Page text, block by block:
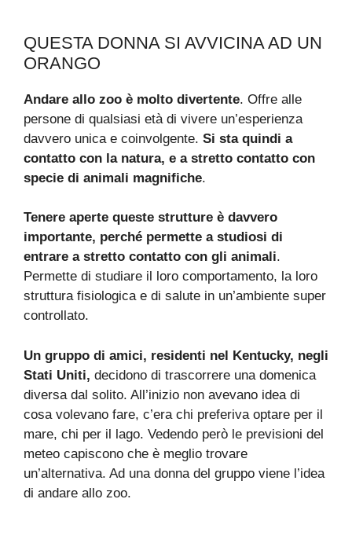
QUESTA DONNA SI AVVICINA AD UN
ORANGO
Andare allo zoo è molto divertente. Offre alle
persone di qualsiasi età di vivere un’esperienza
davvero unica e coinvolgente. Si sta quindi a
contatto con la natura, e a stretto contatto con
specie di animali magnifiche.
Tenere aperte queste strutture è davvero
importante, perché permette a studiosi di
entrare a stretto contatto con gli animali.
Permette di studiare il loro comportamento, la loro
struttura fisiologica e di salute in un’ambiente super
controllato.
Un gruppo di amici, residenti nel Kentucky, negli
Stati Uniti, decidono di trascorrere una domenica
diversa dal solito. All’inizio non avevano idea di
cosa volevano fare, c’era chi preferiva optare per il
mare, chi per il lago. Vedendo però le previsioni del
meteo capiscono che è meglio trovare
un’alternativa. Ad una donna del gruppo viene l’idea
di andare allo zoo.